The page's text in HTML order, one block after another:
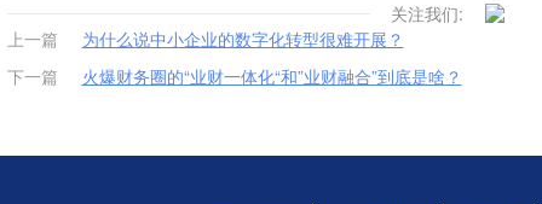
关注我们:
上一篇
为什么说中小企业的数字化转型很难开展？
下一篇
火爆财务圈的“业财一体化“和”业财融合”到底是啥？